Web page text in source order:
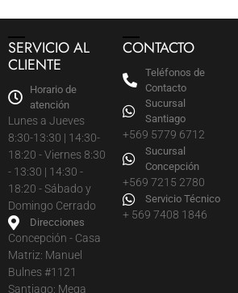
SERVICIO AL
CLIENTE
Horario de
atención
Lunes a Jueves
8:30-13:30 | 14:30-
18:20 - Viernes 8:30
- 13:30 | 14:30 -
18:20 - Sábado y
Domingo Cerrado
Direcciones
Concepción - Casa
Matriz: Manuel
Bulnes #1121
Santiago: Mega
CONTACTO
Teléfonos de
Contacto
Sucursal
Santiago
+569 5779 6712
Sucursal
Concepción
+569 7215 2780
Servicio Técnico
+ 569 7408 1846